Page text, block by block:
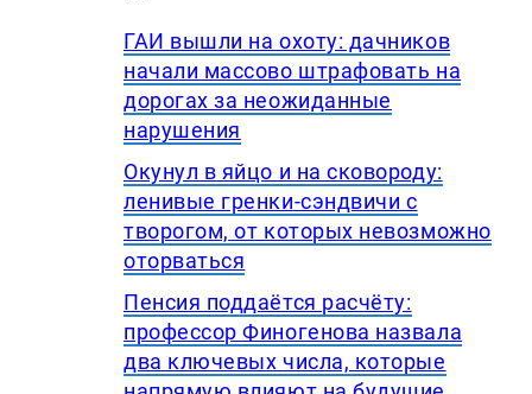
ГАИ вышли на охоту: дачников
начали массово штрафовать на
дорогах за неожиданные
нарушения
Окунул в яйцо и на сковороду:
ленивые гренки-сэндвичи с
творогом, от которых невозможно
оторваться
Пенсия поддаётся расчёту:
профессор Финогенова назвала
два ключевых числа, которые